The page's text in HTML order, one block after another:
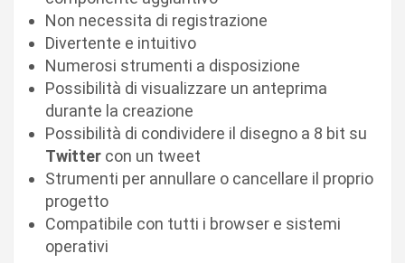
Non necessita di registrazione
Divertente e intuitivo
Numerosi strumenti a disposizione
Possibilità di visualizzare un anteprima
durante la creazione
Possibilità di condividere il disegno a 8 bit su
Twitter con un tweet
Strumenti per annullare o cancellare il proprio
progetto
Compatibile con tutti i browser e sistemi
operativi